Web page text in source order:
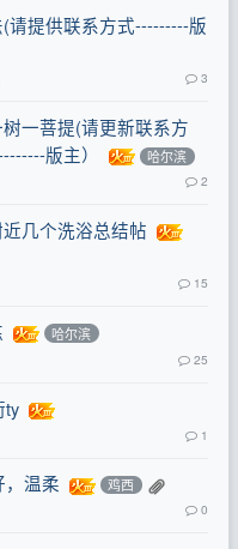
请提供联系方式---------版
3
一菩提(请更新联系方
版主）
哈尔滨
2
几个洗浴总结帖
15
哈尔滨
25
ty
1
温柔 鸡西
0